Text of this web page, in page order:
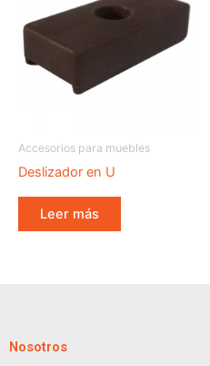
Accesorios para muebles
Deslizador en U
Leer más
Nosotros